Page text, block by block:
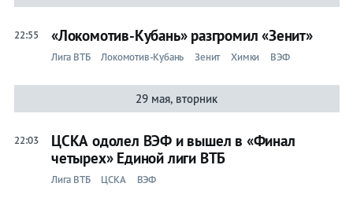
22:55 «Локомотив-Кубань» разгромил «Зенит»
Лига ВТБ Локомотив-Кубань Зенит Химки ВЭФ
29 мая, вторник
22:03
ЦСКА одолел ВЭФ и вышел в «Финал
четырех» Единой лиги ВТБ
Лига ВТБ ЦСКА ВЭФ